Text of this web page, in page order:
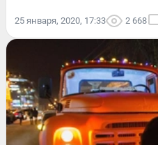
25 января, 2020, 17:33 2 668